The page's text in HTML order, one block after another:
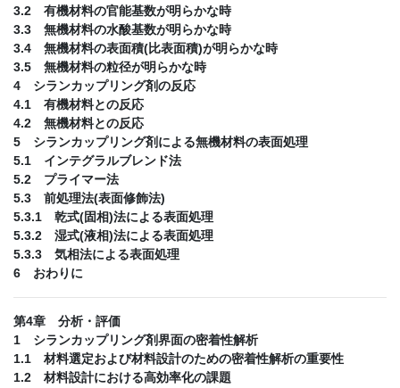
3.2 有機材料の官能基数が明らかな時
3.3 無機材料の水酸基数が明らかな時
3.4 無機材料の表面積(比表面積)が明らかな時
3.5 無機材料の粒径が明らかな時
4 シランカップリング剤の反応
4.1 有機材料との反応
4.2 無機材料との反応
5 シランカップリング剤による無機材料の表面処理
5.1 インテグラルブレンド法
5.2 プライマー法
5.3 前処理法(表面修飾法)
5.3.1 乾式(固相)法による表面処理
5.3.2 湿式(液相)法による表面処理
5.3.3 気相法による表面処理
6 おわりに
第4章 分析・評価
1 シランカップリング剤界面の密着性解析
1.1 材料選定および材料設計のための密着性解析の重要性
1.2 材料設計における高効率化の課題